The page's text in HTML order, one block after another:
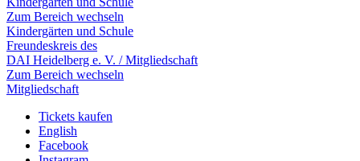
Zum Bereich wechseln
Kindergärten und Schule
Freundeskreis des
DAI Heidelberg e. V. / Mitgliedschaft
Zum Bereich wechseln
Mitgliedschaft
Tickets kaufen
English
Facebook